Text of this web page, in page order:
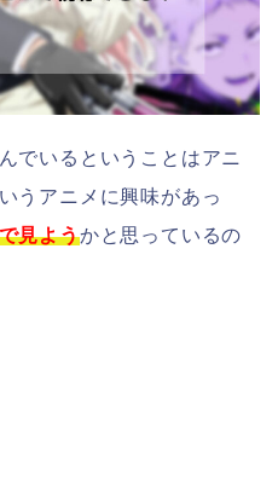
でいるということはアニ
うアニメに興味があっ
見ようかと思っているの